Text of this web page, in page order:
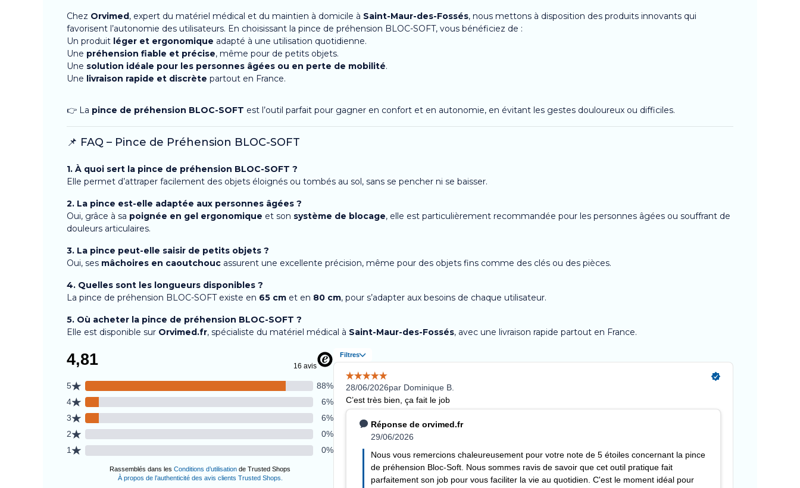
Chez Orvimed, expert du matériel médical et du maintien à domicile à Saint-Maur-des-Fossés, nous mettons à disposition des produits innovants qui
favorisent l’autonomie des utilisateurs. En choisissant la pince de préhension BLOC-SOFT, vous bénéficiez de :
Un produit léger et ergonomique adapté à une utilisation quotidienne.
Une préhension fiable et précise, même pour de petits objets.
Une solution idéale pour les personnes âgées ou en perte de mobilité.
Une livraison rapide et discrète partout en France.
👉 La pince de préhension BLOC-SOFT est l’outil parfait pour gagner en confort et en autonomie, en évitant les gestes douloureux ou difficiles.
📌 FAQ – Pince de Préhension BLOC-SOFT
1. À quoi sert la pince de préhension BLOC-SOFT ?
Elle permet d’attraper facilement des objets éloignés ou tombés au sol, sans se pencher ni se baisser.
2. La pince est-elle adaptée aux personnes âgées ?
Oui, grâce à sa poignée en gel ergonomique et son système de blocage, elle est particulièrement recommandée pour les personnes âgées ou souffrant de
douleurs articulaires.
3. La pince peut-elle saisir de petits objets ?
Oui, ses mâchoires en caoutchouc assurent une excellente précision, même pour des objets fins comme des clés ou des pièces.
4. Quelles sont les longueurs disponibles ?
La pince de préhension BLOC-SOFT existe en 65 cm et en 80 cm, pour s’adapter aux besoins de chaque utilisateur.
5. Où acheter la pince de préhension BLOC-SOFT ?
Elle est disponible sur Orvimed.fr, spécialiste du matériel médical à Saint-Maur-des-Fossés, avec une livraison rapide partout en France.